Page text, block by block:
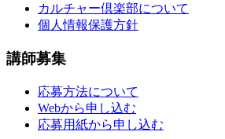
カルチャー倶楽部について
個人情報保護方針
講師募集
応募方法について
Webから申し込む
応募用紙から申し込む